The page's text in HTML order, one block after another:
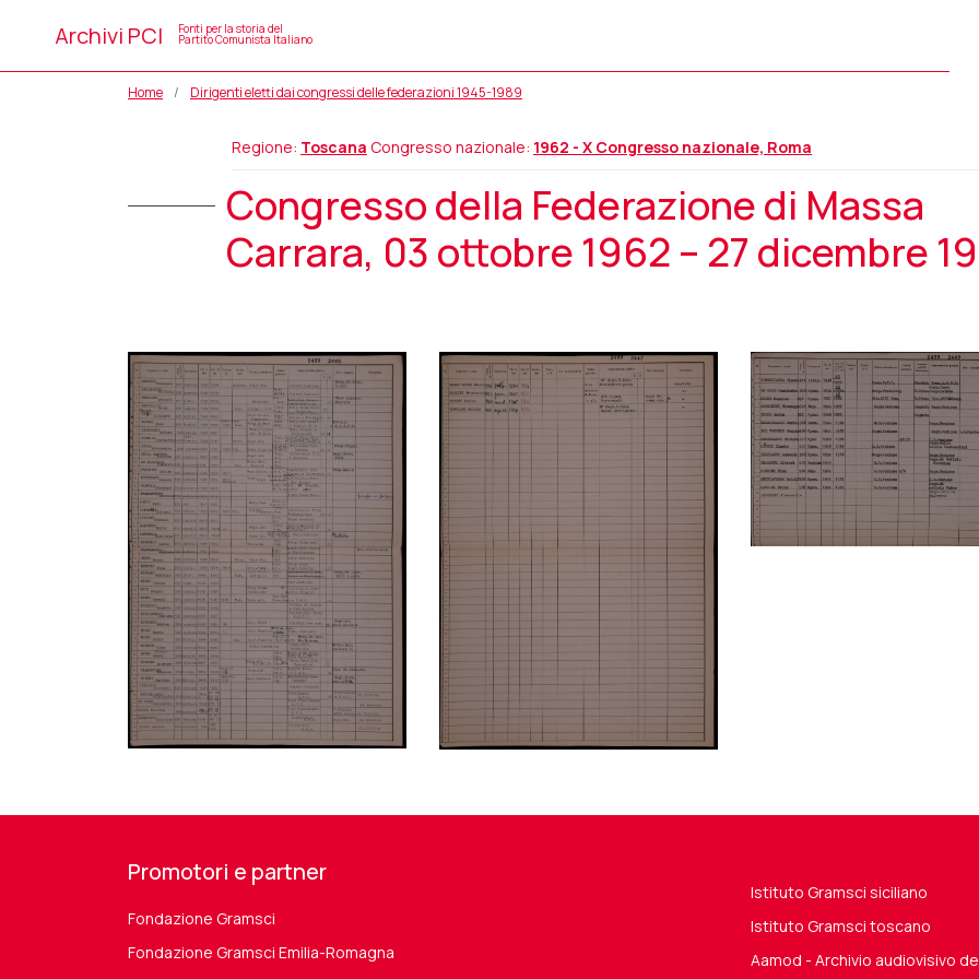
Archivi PCI Fonti per la storia del
Partito Comunista Italiano
Home Dirigenti eletti dai congressi delle federazioni 1945-1989
Regione: Toscana Congresso nazionale: 1962 - X Congresso nazionale, Roma
Congresso della Federazione di Massa
Carrara, 03 ottobre 1962 – 27 dicembre
Promotori e partner
Fondazione Gramsci
Fondazione Gramsci Emilia-Romagna
Istituto Gramsci siciliano
Istituto Gramsci toscano
Aamod - Archivio audiovisivo